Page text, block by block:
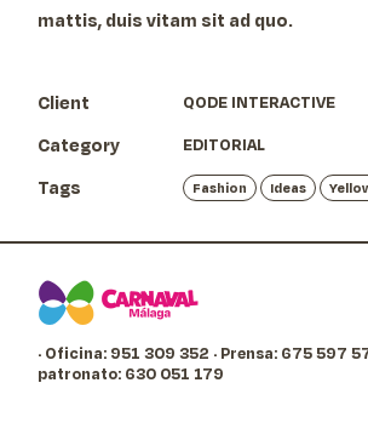
mattis, duis vitam sit ad quo.
Client QODE INTERACTIVE
Category EDITORIAL
Tags Fashion Ideas
· Oficina: 951 309 352 · Prensa: 675 597
patronato: 630 051 179